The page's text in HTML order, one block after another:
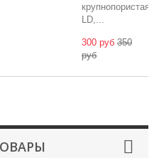
крупнопористая
LD,...
300 руб 350
руб